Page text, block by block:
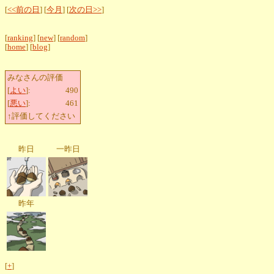
[<<前の日 ] [今月 ] [次の日>>]
[ranking] [new] [random]
[home] [blog]
みなさんの評価
[よい]:
490
[悪い]:
461
↑評価してください
昨日 一昨日
昨年
[+]